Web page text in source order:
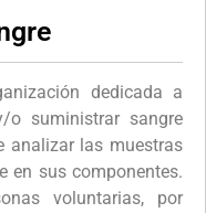
dedicada a
o suministrar sangre
analizar las muestras
en sus componentes.
voluntarias, por